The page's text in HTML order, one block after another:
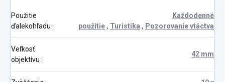
Použitie
ďalekohľadu :
Každodenné
použitie , Turistika , Pozorovanie vtáctva
Veľkosť
objektívu :
42 mm